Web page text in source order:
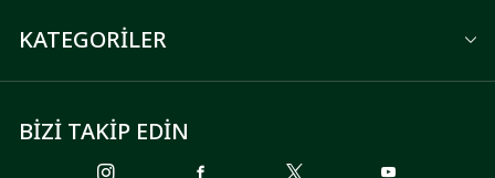
KATEGORİLER
BİZİ TAKİP EDİN